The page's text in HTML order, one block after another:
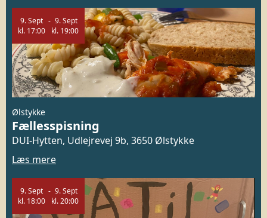
9.Sept
kl. 17:00
9.Sept
kl. 19:00
Ølstykke
Fællesspisning
DUI-Hytten, Udlejrevej 9b, 3650 Ølstykke
Læs mere
9.Sept
kl. 18:00
9.Sept
kl.20:00